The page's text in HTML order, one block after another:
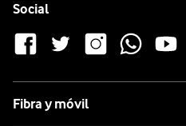
Social
Fibra y móvil